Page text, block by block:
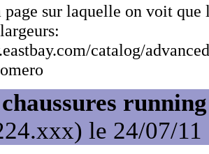
sur laquelle on voit que
catalog/
running
le 24/07/11